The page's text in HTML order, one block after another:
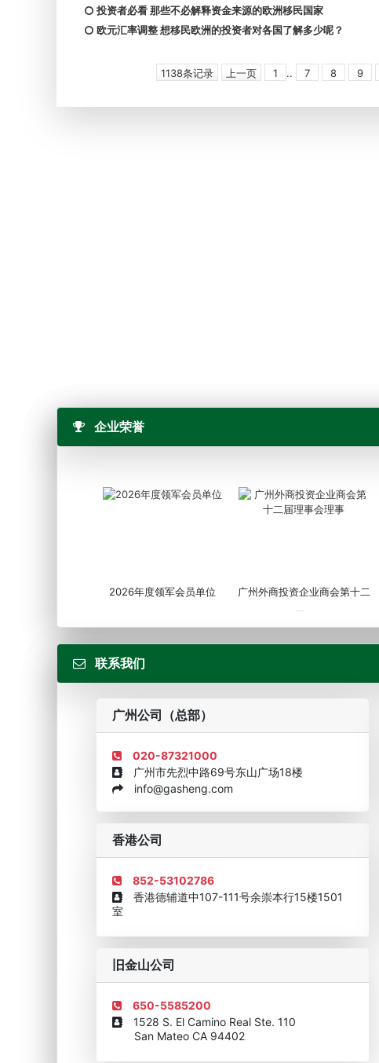
投资者必看 那些不必解释资金来源的欧洲移民国家
欧元汇率调整 想移民欧洲的投资者对各国了解多少呢？
1138条记录 上一页 1 .. 7 8 9
企业荣誉
2026年度领军会员单位
广州外商投资企业商会第十二
届...
企业诚信AAAAA奖牌2015 欧美澳最具价值品牌移民机构
联系我们
广州公司（总部）
020-87321000
广州市先烈中路69号东山广场18楼
info@gasheng.com
香港公司
852-53102786
香港德辅道中107-111号余崇本行15楼1501
室
旧金山公司
650-5585200
1528 S. El Camino Real Ste. 110
San Mateo CA 94402